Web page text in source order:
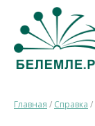
Главная / Справка /